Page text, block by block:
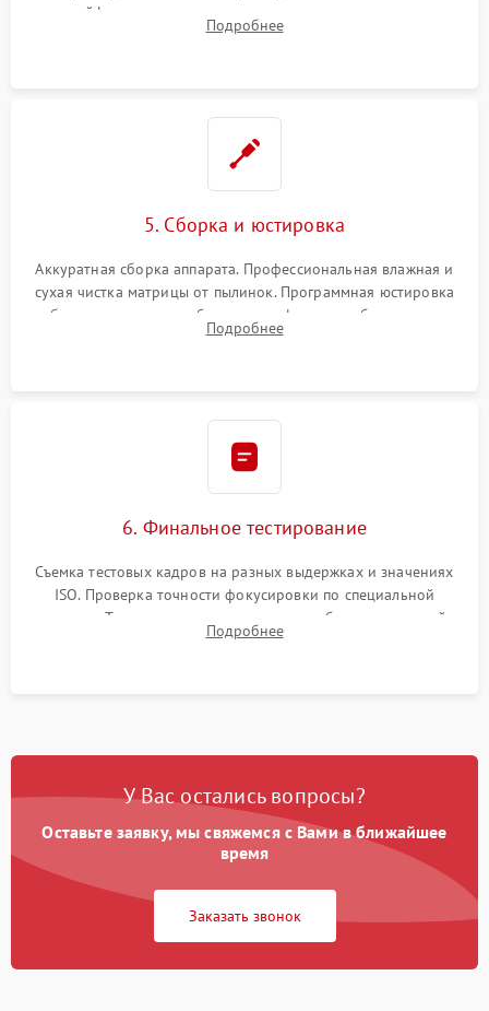
шлейфов, дисплея, механизма затвора или двигателя
автофокуса. Восстановление геометрии тубуса объектива
Подробнее
5. Сборка и юстировка
Аккуратная сборка аппарата. Профессиональная влажная и
сухая чистка матрицы от пылинок. Программная юстировка
рабочего отрезка, калибровка автофокуса, стабилизатора и
экспозамера с помощью сервисного ПО.
Подробнее
6. Финальное тестирование
Съемка тестовых кадров на разных выдержках и значениях
ISO. Проверка точности фокусировки по специальной
мишени. Тест записи на карту памяти, работы встроенной
вспышки, микрофона и всех кнопок управления.
Подробнее
У Вас остались вопросы?
Оставьте заявку, мы свяжемся с Вами в ближайшее
время
Заказать звонок